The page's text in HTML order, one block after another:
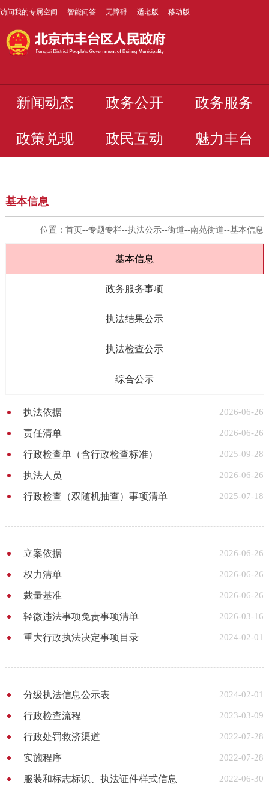
访问我的专属空间 智能问答 无障碍 适老版 移动版
新闻动态 政务公开 政务服务
政策兑现 政民互动 魅力丰台
基本信息
位置：首页--专题专栏--执法公示--街道--南苑街道--基本信息
基本信息
政务服务事项
执法结果公示
执法检查公示
综合公示
执法依据 2026-06-26
责任清单 2026-06-26
行政检查单（含行政检查标准） 2025-09-28
执法人员 2026-06-26
行政检查（双随机抽查）事项清单 2025-07-18
立案依据 2026-06-26
权力清单 2026-06-26
裁量基准 2026-06-26
轻微违法事项免责事项清单 2026-03-16
重大行政执法决定事项目录 2024-02-01
分级执法信息公示表 2024-02-01
行政检查流程 2023-03-09
行政处罚救济渠道 2022-07-28
实施程序 2022-07-28
服装和标志标识、执法证件样式信息 2022-06-30